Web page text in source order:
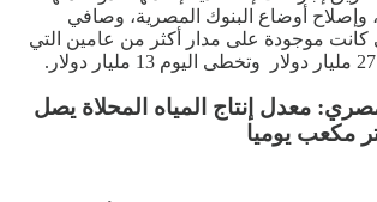
أوضاع البنوك المصرية، وصافي
كانت موجودة على مدار أكثر من عامين التي
معدل إنتاج المياه المحلاة يصل